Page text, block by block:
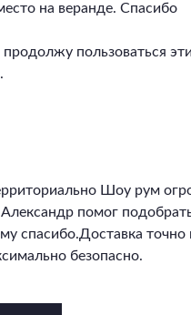
на веранде. Спасибо
пользоваться
Шоу рум
Александр помог
спасибо.Доставка точно
безопасно.